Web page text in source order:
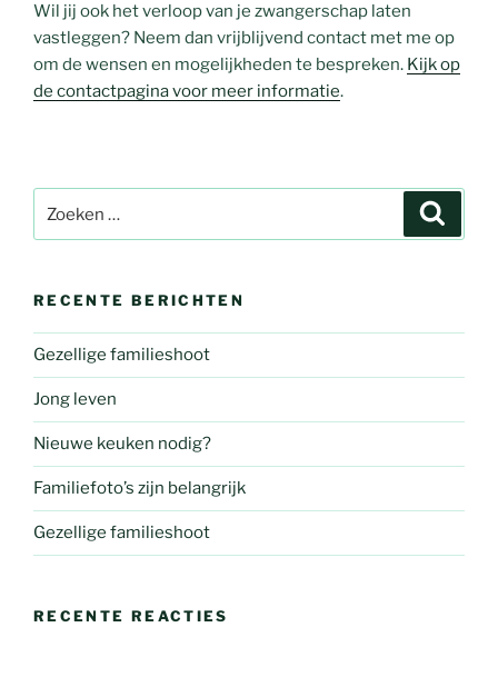
Wil jij ook het verloop van je zwangerschap laten
vastleggen? Neem dan vrijblijvend contact met me op
om de wensen en mogelijkheden te bespreken. Kijk op
de contactpagina voor meer informatie.
naar:
RECENTE BERICHTEN
Gezellige familieshoot
Jong leven
Nieuwe keuken nodig?
Familiefoto’s zijn belangrijk
Gezellige familieshoot
RECENTE REACTIES